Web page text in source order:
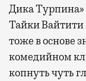
Дика
Тайки Вайтити
тоже в основе
комедийном
копнуть чуть